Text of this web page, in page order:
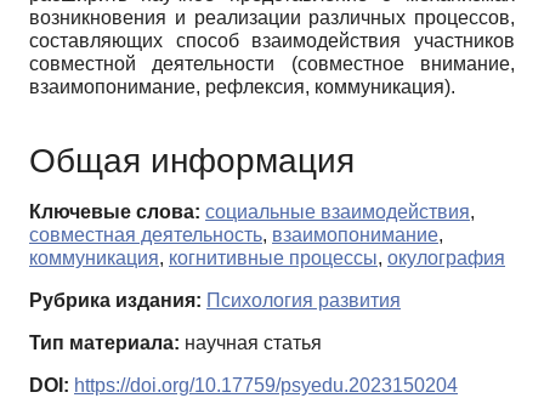
возникновения и реализации различных процессов,
составляющих способ взаимодействия участников
совместной деятельности (совместное внимание,
взаимопонимание, рефлексия, коммуникация).
Общая информация
Ключевые слова: социальные взаимодействия,
совместная деятельность, взаимопонимание,
коммуникация, когнитивные процессы, окулография
Рубрика издания: Психология развития
Тип материала: научная статья
DOI: https://doi.org/10.17759/psyedu.2023150204